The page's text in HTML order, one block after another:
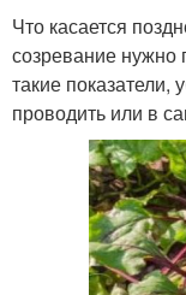
Что касается
созревание нужно
такие показатели,
проводить или в